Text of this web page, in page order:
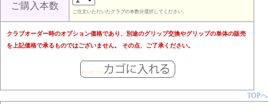
ご購入本数
ご注文いただいたクラブの本数分選択してください。
クラブオーダー時のオプション価格であり、別途のグリップ交換やグリップの単体の販売
を上記価格で承るものではございません。 その点、ご了承ください。
TOPへ